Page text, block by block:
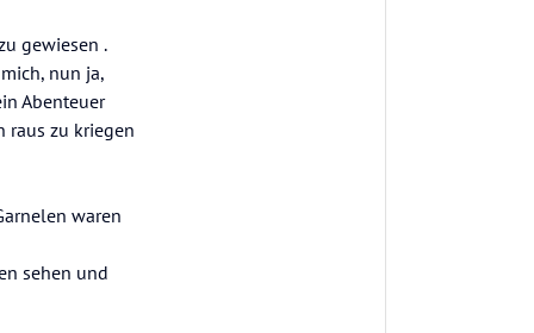
gewiesen .
nun ja,
Abenteuer
raus zu kriegen
waren
sehen und